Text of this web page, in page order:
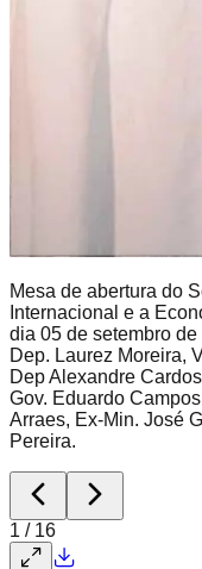
Mesa de abertura do
Internacional e a
dia 05 de setembro
Dep. Laurez Moreira,
Dep Alexandre
Gov. Eduardo
Arraes, Ex-Min. José
Pereira.
1 / 16